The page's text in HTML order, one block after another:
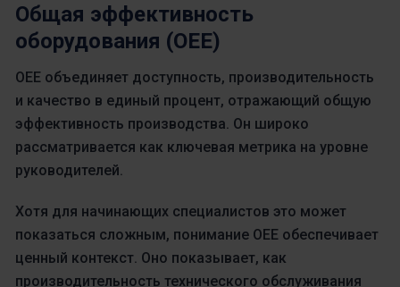
Общая эффективность
оборудования (OEE)
OEE объединяет доступность, производительность
и качество в единый процент, отражающий общую
эффективность производства. Он широко
рассматривается как ключевая метрика на уровне
руководителей.
Хотя для начинающих специалистов это может
показаться сложным, понимание OEE обеспечивает
ценный контекст. Оно показывает, как
производительность технического обслуживания